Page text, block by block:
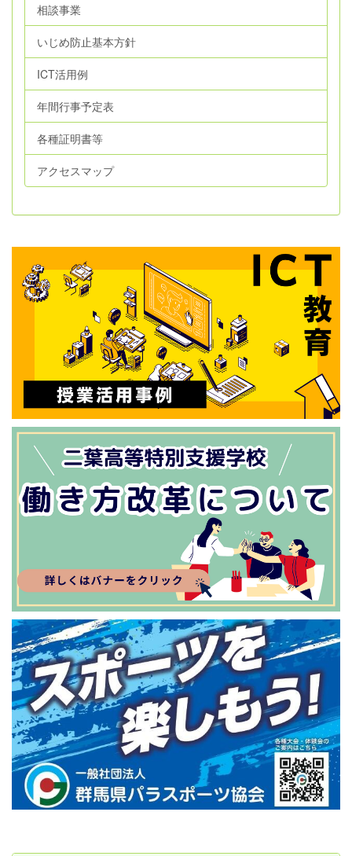
相談事業
いじめ防止基本方針
ICT活用例
年間行事予定表
各種証明書等
アクセスマップ